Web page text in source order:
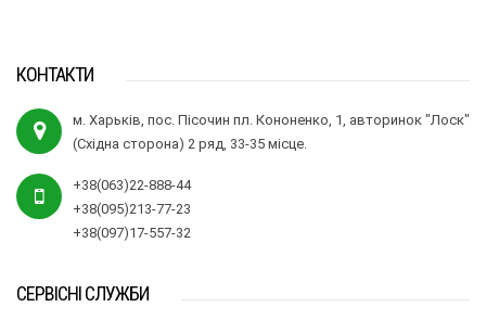
КОНТАКТИ
м. Харьків, пос. Пісочин пл. Кононенко, 1, авторинок "Лоск"
(Східна сторона) 2 ряд, 33-35 місце.
+38(063)22-888-44
+38(095)213-77-23
+38(097)17-557-32
СЕРВІСНІ СЛУЖБИ